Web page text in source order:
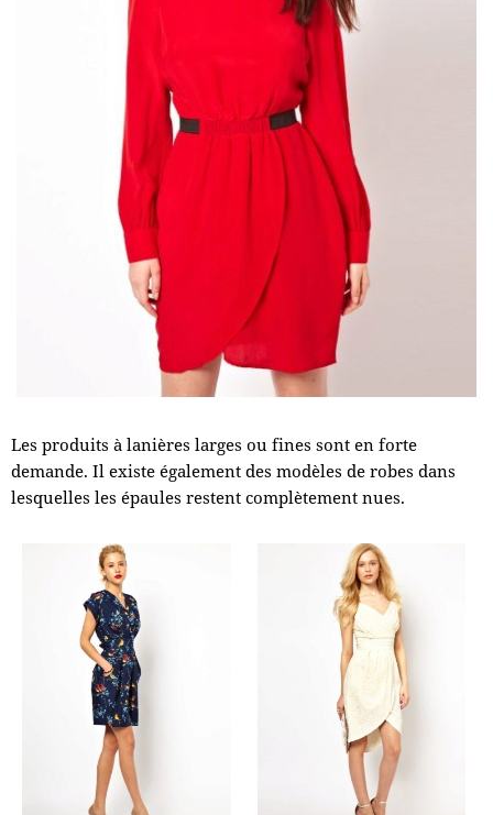
Les produits à lanières larges ou fines sont en forte
demande. Il existe également des modèles de robes dans
lesquelles les épaules restent complètement nues.